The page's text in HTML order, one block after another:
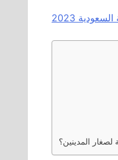
2023
لصغار المدينين؟